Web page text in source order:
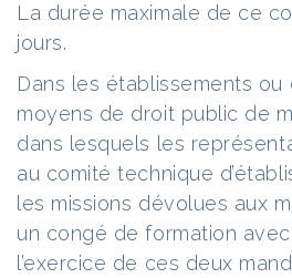
La durée maximale de ce
jours.
Dans les établissements ou
moyens de droit public de
dans lesquels les
au comité technique
les missions dévolues aux
un congé de formation
l’exercice de ces deux